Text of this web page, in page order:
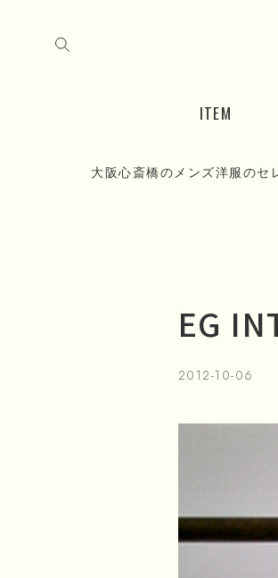
ITEM
大阪心斎橋のメンズ洋服のセ
EG
2012-10-06